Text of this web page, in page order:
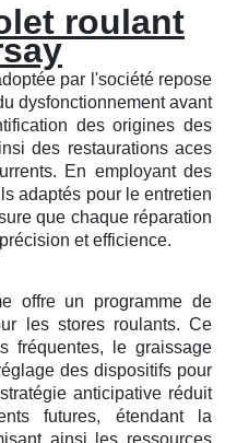
roulant
par l'société repose
dysfonctionnement avant
des origines des
des restaurations aces
En employant des
adaptés pour le entretien
que chaque réparation
et efficience.
offre un programme de
les stores roulants. Ce
fréquentes, le graissage
des dispositifs pour
anticipative réduit
futures, étendant la
ainsi les ressources